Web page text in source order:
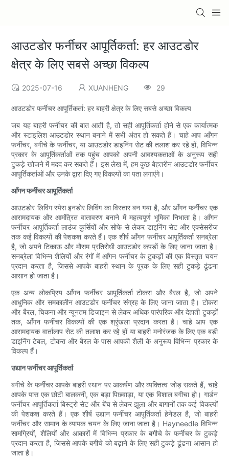
आउटडोर फर्नीचर आपूर्तिकर्ता: हर आउटडोर
क्षेत्र के लिए सबसे अच्छा विकल्प
2025-07-16 XUANHENG 29
आउटडोर फर्नीचर आपूर्तिकर्ता: हर बाहरी क्षेत्र के लिए सबसे अच्छा विकल्प
जब यह बाहरी फर्नीचर की बात आती है, तो सही आपूर्तिकर्ता होने से एक कार्यात्मक
और स्टाइलिश आउटडोर स्थान बनाने में सभी अंतर हो सकते हैं। चाहे आप आँगन
फर्नीचर, बगीचे के फर्नीचर, या आउटडोर डाइनिंग सेट की तलाश कर रहे हों, विभिन्न
प्रकार के आपूर्तिकर्ताओं तक पहुंच आपको अपनी आवश्यकताओं के अनुरूप सही
टुकड़े खोजने में मदद कर सकते हैं। इस लेख में, हम कुछ बेहतरीन आउटडोर फर्नीचर
आपूर्तिकर्ताओं और उनके द्वारा दिए गए विकल्पों का पता लगाएंगे।
आँगन फर्नीचर आपूर्तिकर्ता
आउटडोर लिविंग स्पेस इनडोर लिविंग का विस्तार बन गया है, और आँगन फर्नीचर एक
आरामदायक और आमंत्रित वातावरण बनाने में महत्वपूर्ण भूमिका निभाता है। आँगन
फर्नीचर आपूर्तिकर्ता लाउंज कुर्सियों और सोफे से लेकर डाइनिंग सेट और एक्सेसरीज
तक कई विकल्पों की पेशकश करते हैं। एक शीर्ष आँगन फर्नीचर आपूर्तिकर्ता सनब्रेला
है, जो अपने टिकाऊ और मौसम प्रतिरोधी आउटडोर कपड़ों के लिए जाना जाता है।
सनब्रेला विभिन्न शैलियों और रंगों में आँगन फर्नीचर के टुकड़ों की एक विस्तृत चयन
प्रदान करता है, जिससे आपके बाहरी स्थान के पूरक के लिए सही टुकड़े ढूंढना
आसान हो जाता है।
एक अन्य लोकप्रिय आँगन फर्नीचर आपूर्तिकर्ता टोकरा और बैरल है, जो अपने
आधुनिक और समकालीन आउटडोर फर्नीचर संग्रह के लिए जाना जाता है। टोकरा
और बैरल, चिकना और न्यूनतम डिजाइन से लेकर अधिक पारंपरिक और देहाती टुकड़ों
तक, आँगन फर्नीचर विकल्पों की एक श्रृंखला प्रदान करता है। चाहे आप एक
आरामदायक वार्तालाप सेट की तलाश कर रहे हों या बाहरी मनोरंजक के लिए एक बड़ी
डाइनिंग टेबल, टोकरा और बैरल के पास आपकी शैली के अनुरूप विभिन्न प्रकार के
विकल्प हैं।
उद्यान फर्नीचर आपूर्तिकर्ता
बगीचे के फर्नीचर आपके बाहरी स्थान पर आकर्षण और व्यक्तित्व जोड़ सकते हैं, चाहे
आपके पास एक छोटी बालकनी, एक बड़ा पिछवाड़ा, या एक विशाल बगीचा हो। गार्डन
फर्नीचर आपूर्तिकर्ता बिस्ट्रो सेट और बेंच से लेकर झूला और बागानों तक कई विकल्पों
की पेशकश करते हैं। एक शीर्ष उद्यान फर्नीचर आपूर्तिकर्ता हेनेडल है, जो बाहरी
फर्नीचर और सामान के व्यापक चयन के लिए जाना जाता है। Hayneedle विभिन्न
सामग्रियों, शैलियों और आकारों में विभिन्न प्रकार के बगीचे के फर्नीचर के टुकड़े
प्रदान करता है, जिससे आपके बगीचे को बढ़ाने के लिए सही टुकड़े ढूंढना आसान हो
जाता है।